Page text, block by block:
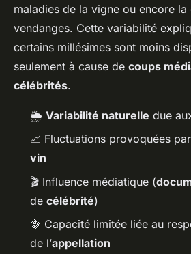
maladies de la vigne ou encore la
vendanges. Cette variabilité
certains millésimes sont moins
seulement à cause de coups
célébrités.
🌦️ Variabilité naturelle due
📈 Fluctuations provoquées
vin
🎬 Influence médiatique (
de célébrité)
🍇 Capacité limitée liée au
de l’appellation